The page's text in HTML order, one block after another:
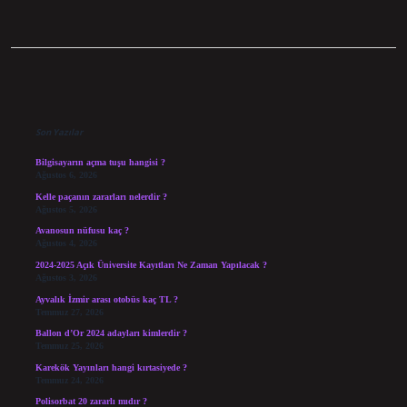
Son Yazılar
Bilgisayarın açma tuşu hangisi ?
Ağustos 6, 2026
Kelle paçanın zararları nelerdir ?
Ağustos 5, 2026
Avanosun nüfusu kaç ?
Ağustos 4, 2026
2024-2025 Açık Üniversite Kayıtları Ne Zaman Yapılacak ?
Ağustos 3, 2026
Ayvalık İzmir arası otobüs kaç TL ?
Temmuz 27, 2026
Ballon d’Or 2024 adayları kimlerdir ?
Temmuz 25, 2026
Karekök Yayınları hangi kırtasiyede ?
Temmuz 24, 2026
Polisorbat 20 zararlı mıdır ?